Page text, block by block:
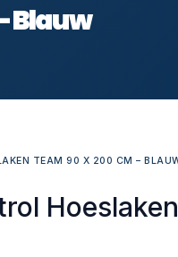
Blauw
TEAM 90 X 200 CM –